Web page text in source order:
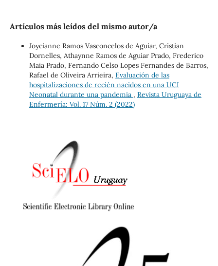
Artículos más leídos del mismo autor/a
Joycianne Ramos Vasconcelos de Aguiar, Cristian
Dornelles, Athaynne Ramos de Aguiar Prado, Frederico
Maia Prado, Fernando Celso Lopes Fernandes de Barros,
Rafael de Oliveira Arrieira, Evaluación de las
hospitalizaciones de recién nacidos en una UCI
Neonatal durante una pandemia , Revista Uruguaya de
Enfermería: Vol. 17 Núm. 2 (2022)